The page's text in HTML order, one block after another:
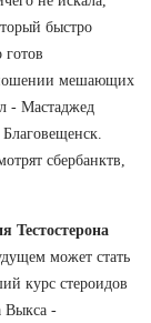
быстро
мешающих
- Мастаджед
сбербанктв,
Тестостерона
может стать
курс стероидов
Выкса -